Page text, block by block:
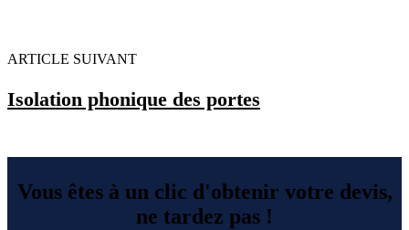
ARTICLE SUIVANT
Isolation phonique des portes
Vous êtes à un clic d'obtenir votre devis,
ne tardez pas !